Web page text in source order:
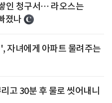
인 청구서… 라오스는
졌나
자녀에게 아파트 물려주는
고 30분 후 물로 씻어내니